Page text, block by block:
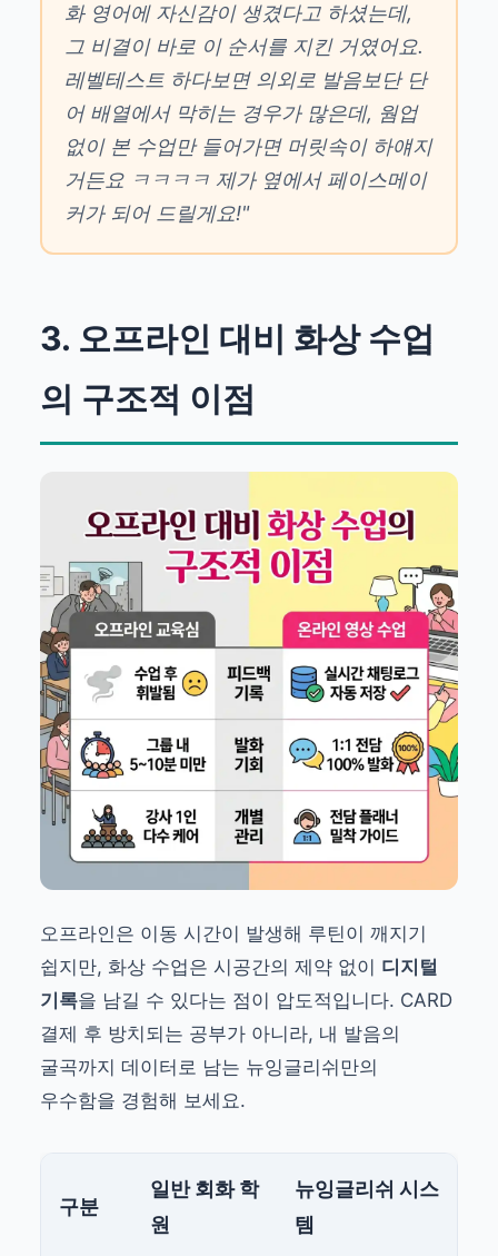
화 영어에 자신감이 생겼다고 하셨는데,
그 비결이 바로 이 순서를 지킨 거였어요.
레벨테스트 하다보면 의외로 발음보단 단
어 배열에서 막히는 경우가 많은데, 웜업
없이 본 수업만 들어가면 머릿속이 하얘지
거든요 ㅋㅋㅋㅋ 제가 옆에서 페이스메이
커가 되어 드릴게요!"
3. 오프라인 대비 화상 수업
의 구조적 이점
오프라인은 이동 시간이 발생해 루틴이 깨지기
쉽지만, 화상 수업은 시공간의 제약 없이 디지털
기록을 남길 수 있다는 점이 압도적입니다. CARD
결제 후 방치되는 공부가 아니라, 내 발음의
굴곡까지 데이터로 남는 뉴잉글리쉬만의
우수함을 경험해 보세요.
구분
일반 회화 학
원
뉴잉글리쉬 시스
템